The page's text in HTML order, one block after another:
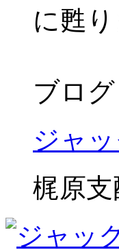
に甦り
ブログ
ジャ
梶原